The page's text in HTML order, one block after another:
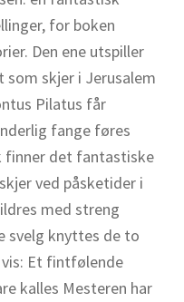
for boken
Den ene utspiller
som skjer i Jerusalem
Pilatus får
fange føres
finner det fantastiske
ved påsketider i
med streng
svelg knyttes de to
Et fintfølende
kalles Mesteren har